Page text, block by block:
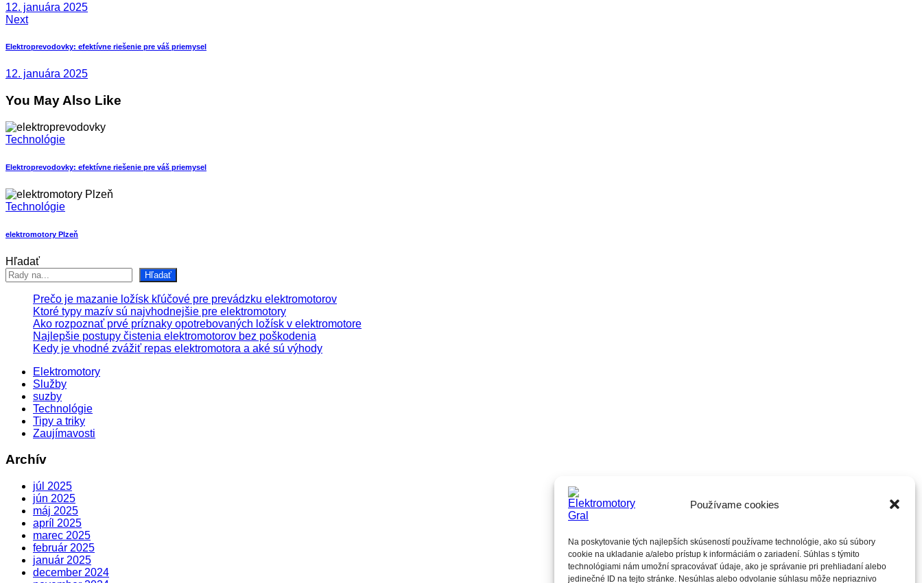
Používame cookies
Na poskytovanie tých najlepších skúseností používame technológie, ako sú súbory
cookie na ukladanie a/alebo prístup k informáciám o zariadení. Súhlas s týmito
technológiami nám umožní spracovávať údaje, ako je správanie pri prehliadaní alebo
jedinečné ID na tejto stránke. Nesúhlas alebo odvolanie súhlasu môže nepriaznivo
12. januára 2025
Next
Elektroprevodovky: efektívne riešenie pre váš priemysel
12. januára 2025
You May Also Like
Technológie
Elektroprevodovky: efektívne riešenie pre váš priemysel
Technológie
elektromotory Plzeň
Hľadať
Hľadať
Prečo je mazanie ložísk kľúčové pre prevádzku elektromotorov
Ktoré typy mazív sú najvhodnejšie pre elektromotory
Ako rozpoznať prvé príznaky opotrebovaných ložísk v elektromotore
Najlepšie postupy čistenia elektromotorov bez poškodenia
Kedy je vhodné zvážiť repas elektromotora a aké sú výhody
Elektromotory
Služby
suzby
Technológie
Tipy a triky
Zaujímavosti
Archív
júl 2025
jún 2025
máj 2025
apríl 2025
marec 2025
február 2025
január 2025
december 2024